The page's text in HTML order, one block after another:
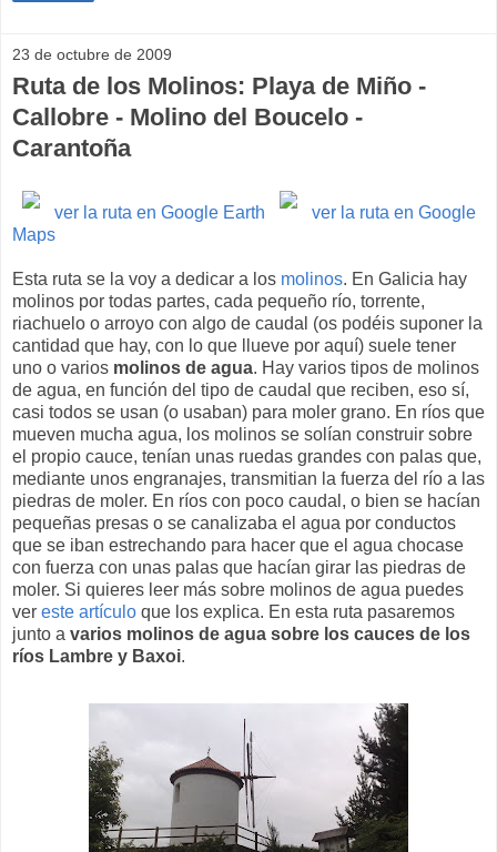
23 de octubre de 2009
Ruta de los Molinos: Playa de Miño -
Callobre - Molino del Boucelo -
Carantoña
ver la ruta en Google Earth
ver la ruta en Google
Maps
Esta ruta se la voy a dedicar a los molinos. En Galicia hay
molinos por todas partes, cada pequeño río, torrente,
riachuelo o arroyo con algo de caudal (os podéis suponer la
cantidad que hay, con lo que llueve por aquí) suele tener
uno o varios molinos de agua. Hay varios tipos de molinos
de agua, en función del tipo de caudal que reciben, eso sí,
casi todos se usan (o usaban) para moler grano. En ríos que
mueven mucha agua, los molinos se solían construir sobre
el propio cauce, tenían unas ruedas grandes con palas que,
mediante unos engranajes, transmitian la fuerza del río a las
piedras de moler. En ríos con poco caudal, o bien se hacían
pequeñas presas o se canalizaba el agua por conductos
que se iban estrechando para hacer que el agua chocase
con fuerza con unas palas que hacían girar las piedras de
moler. Si quieres leer más sobre molinos de agua puedes
ver este artículo que los explica. En esta ruta pasaremos
junto a varios molinos de agua sobre los cauces de los
ríos Lambre y Baxoi.